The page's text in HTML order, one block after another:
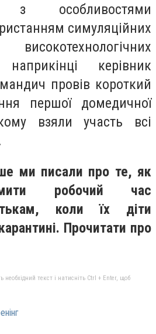
з особливостями
симуляційних
керівник
провів короткий
першої домедичної
взяли участь всі
ми писали про те, як
робочий час
коли їх діти
Прочитати про
текст і натисніть Ctrl + Enter, щоб